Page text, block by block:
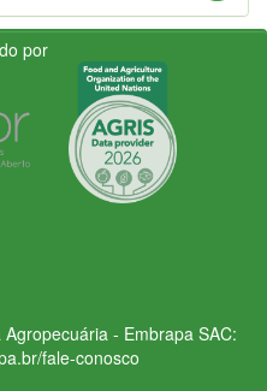
por
- Embrapa SAC:
fale-conosco